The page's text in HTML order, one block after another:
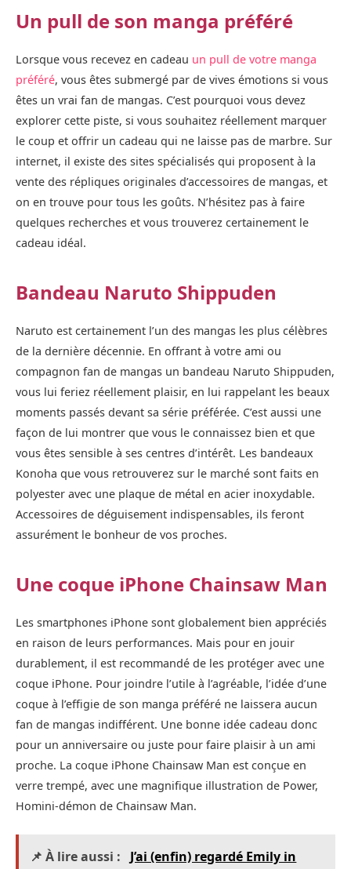
Un pull de son manga préféré
Lorsque vous recevez en cadeau un pull de votre manga
préféré, vous êtes submergé par de vives émotions si vous
êtes un vrai fan de mangas. C’est pourquoi vous devez
explorer cette piste, si vous souhaitez réellement marquer
le coup et offrir un cadeau qui ne laisse pas de marbre. Sur
internet, il existe des sites spécialisés qui proposent à la
vente des répliques originales d’accessoires de mangas, et
on en trouve pour tous les goûts. N’hésitez pas à faire
quelques recherches et vous trouverez certainement le
cadeau idéal.
Bandeau Naruto Shippuden
Naruto est certainement l’un des mangas les plus célèbres
de la dernière décennie. En offrant à votre ami ou
compagnon fan de mangas un bandeau Naruto Shippuden,
vous lui feriez réellement plaisir, en lui rappelant les beaux
moments passés devant sa série préférée. C’est aussi une
façon de lui montrer que vous le connaissez bien et que
vous êtes sensible à ses centres d’intérêt. Les bandeaux
Konoha que vous retrouverez sur le marché sont faits en
polyester avec une plaque de métal en acier inoxydable.
Accessoires de déguisement indispensables, ils feront
assurément le bonheur de vos proches.
Une coque iPhone Chainsaw Man
Les smartphones iPhone sont globalement bien appréciés
en raison de leurs performances. Mais pour en jouir
durablement, il est recommandé de les protéger avec une
coque iPhone. Pour joindre l’utile à l’agréable, l’idée d’une
coque à l’effigie de son manga préféré ne laissera aucun
fan de mangas indifférent. Une bonne idée cadeau donc
pour un anniversaire ou juste pour faire plaisir à un ami
proche. La coque iPhone Chainsaw Man est conçue en
verre trempé, avec une magnifique illustration de Power,
Homini-démon de Chainsaw Man.
📌 À lire aussi :
J’ai (enfin) regardé Emily in